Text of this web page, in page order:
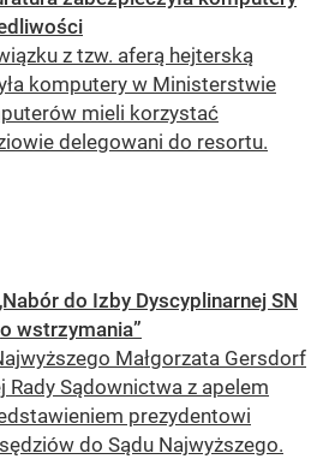
z tzw. aferą hejterską
komputery w Ministerstwie
mieli korzystać
delegowani do resortu.
do Izby Dyscyplinarnej SN
wstrzymania”
Małgorzata Gersdorf
Rady Sądownictwa z apelem
prezydentowi
do Sądu Najwyższego.